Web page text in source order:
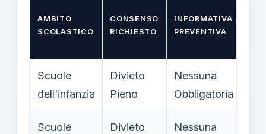
AMBITO
SCOLASTICO
CONSENSO
RICHIESTO
INFORMATIVA
PREVENTIVA
Scuole
dell'infanzia
Divieto
Pieno
Nessuna
Obbligatoria
Scuole
Divieto
Nessuna